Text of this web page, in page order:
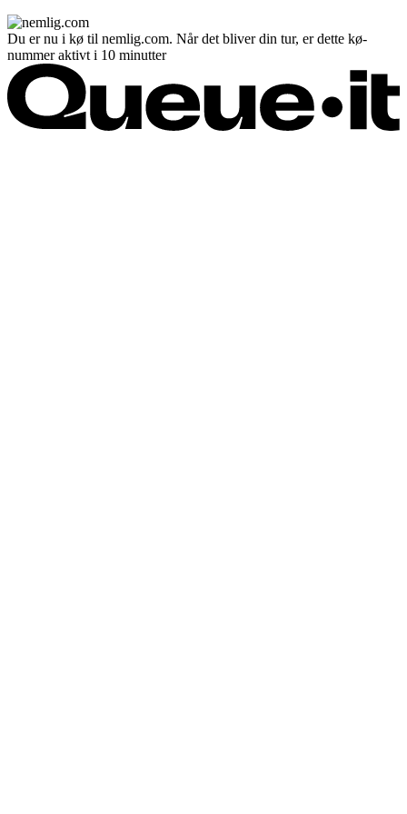
Du er nu i kø til nemlig.com. Når det bliver din tur, er dette kø-
nummer aktivt i 10 minutter